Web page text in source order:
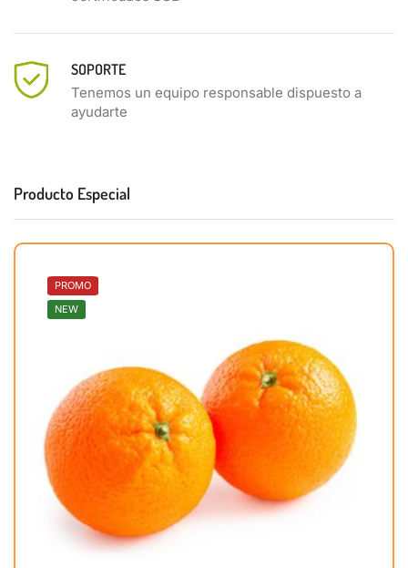
SOPORTE
Tenemos un equipo responsable dispuesto a
ayudarte
Producto Especial
PROMO
NEW